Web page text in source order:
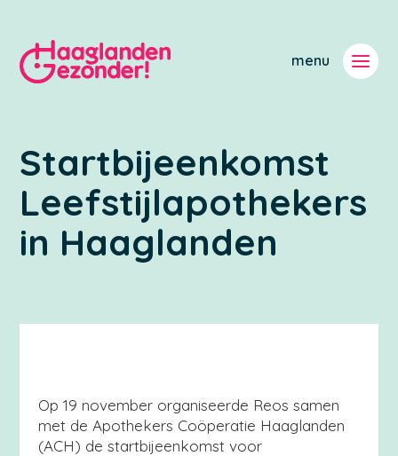
Startbijeenkomst
Leefstijlapothekers
in Haaglanden
Op 19 november organiseerde Reos samen
met de Apothekers Coöperatie Haaglanden
(ACH) de startbijeenkomst voor